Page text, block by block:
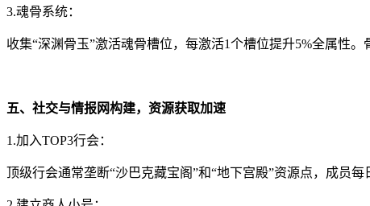
3.魂骨系统：
收集“深渊骨玉”激活魂骨槽位，每激活1个槽位提升5%全属性
五、社交与情报网构建，资源获取加速
1.加入TOP3行会：
顶级行会通常垄断“沙巴克藏宝阁”和“地下宫殿”资源点，成员